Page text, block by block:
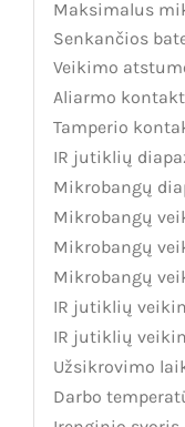
Maksimalus
Senkančios
Veikimo
Aliarmo
Tamperio
IR jutiklių
Mikrobangų
Mikrobangų
Mikrobangų
Mikrobangų
IR jutiklių
IR jutiklių
Užsikrovimo
Darbo